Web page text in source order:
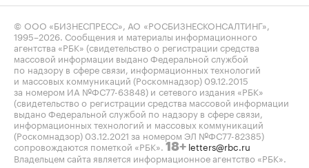
© ООО «БИЗНЕСПРЕСС», АО «РОСБИЗНЕСКОНСАЛТИНГ»,
1995–2026 . Сообщения и материалы информационного
агентства «РБК» (свидетельство о регистрации средства
массовой информации выдано Федеральной службой
по надзору в сфере связи, информационных технологий
и массовых коммуникаций (Роскомнадзор) 09.12.2015
за номером ИА №ФС77-63848) и сетевого издания «РБК»
(свидетельство о регистрации средства массовой информации
выдано Федеральной службой по надзору в сфере связи,
информационных технологий и массовых коммуникаций
(Роскомнадзор) 03.12.2021 за номером ЭЛ №ФС77-82385)
сопровождаются пометкой «РБК». 18+ letters@rbc.ru
Владельцем сайта является информационное агентство «РБК».